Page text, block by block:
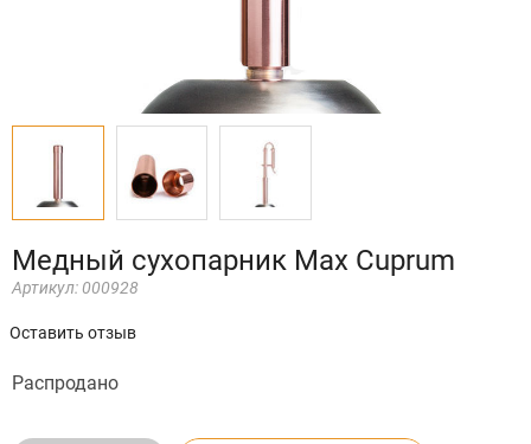
Медный сухопарник Max Cuprum
Артикул: 000928
Оставить отзыв
Распродано